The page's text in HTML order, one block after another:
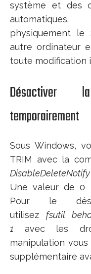
système et des
physiquement
autre ordinateur
toute modification
Désactiver
temporairement
Sous Windows,
TRIM avec la
DisableDeleteNotify
Une valeur de 0
Pour le
utilisez fsutil
1 avec les
manipulation
supplémentaire